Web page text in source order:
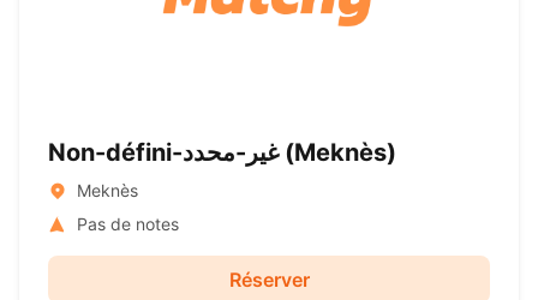
Non-défini-غير-محدد ( Meknès)
Meknès
Pas de notes
Réserver